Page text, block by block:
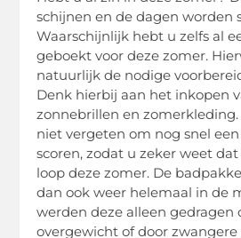
schijnen en de dagen worden
Waarschijnlijk hebt u zelfs al
geboekt voor deze zomer.
natuurlijk de nodige
Denk hierbij aan het inkopen
zonnebrillen en
niet vergeten om nog snel
scoren, zodat u zeker weet
loop deze zomer. De
dan ook weer helemaal in de
werden deze alleen gedragen
overgewicht of door zwangere